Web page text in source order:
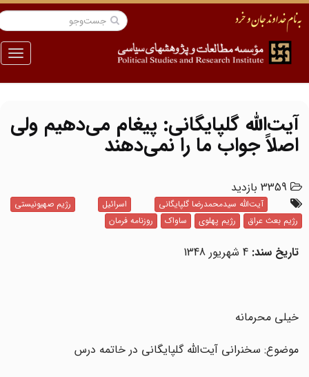
منو
آیت‌الله گلپایگانی: پیغام می‌دهیم ولی
اصلاً جواب ما را نمی‌دهند
3359 بازدید
آیت‌الله سیدمحمدرضا گلپایگانی اسرائیل
رژیم صهیونیستی
رژیم بعث عراق
رژیم پهلوی ساواک روزنامه فرمان
تاریخ سند:4 شهریور 1348
خیلی محرمانه
موضوع: سخنرانى آیت‌‌الله گلپایگانى در خاتمه درس